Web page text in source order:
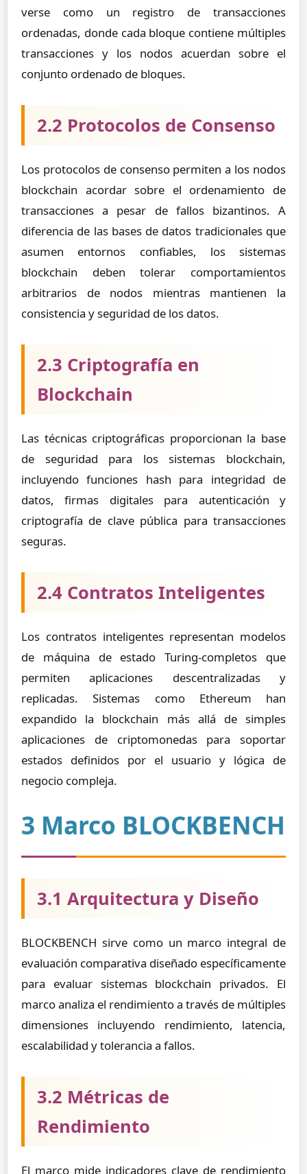
verse como un registro de transacciones
ordenadas, donde cada bloque contiene múltiples
transacciones y los nodos acuerdan sobre el
conjunto ordenado de bloques.
2.2 Protocolos de Consenso
Los protocolos de consenso permiten a los nodos
blockchain acordar sobre el ordenamiento de
transacciones a pesar de fallos bizantinos. A
diferencia de las bases de datos tradicionales que
asumen entornos confiables, los sistemas
blockchain deben tolerar comportamientos
arbitrarios de nodos mientras mantienen la
consistencia y seguridad de los datos.
2.3 Criptografía en
Blockchain
Las técnicas criptográficas proporcionan la base
de seguridad para los sistemas blockchain,
incluyendo funciones hash para integridad de
datos, firmas digitales para autenticación y
criptografía de clave pública para transacciones
seguras.
2.4 Contratos Inteligentes
Los contratos inteligentes representan modelos
de máquina de estado Turing-completos que
permiten aplicaciones descentralizadas y
replicadas. Sistemas como Ethereum han
expandido la blockchain más allá de simples
aplicaciones de criptomonedas para soportar
estados definidos por el usuario y lógica de
negocio compleja.
3 Marco BLOCKBENCH
3.1 Arquitectura y Diseño
BLOCKBENCH sirve como un marco integral de
evaluación comparativa diseñado específicamente
para evaluar sistemas blockchain privados. El
marco analiza el rendimiento a través de múltiples
dimensiones incluyendo rendimiento, latencia,
escalabilidad y tolerancia a fallos.
3.2 Métricas de
Rendimiento
El marco mide indicadores clave de rendimiento